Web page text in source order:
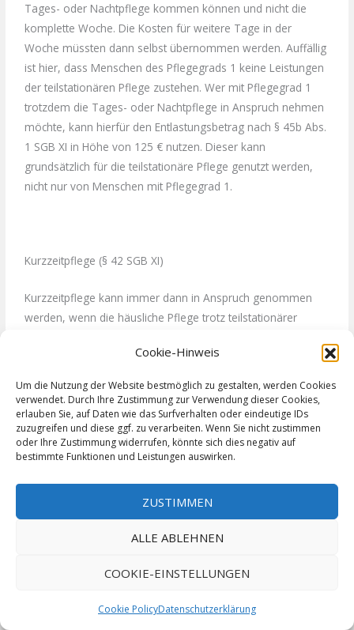
Cookie-Hinweis
Um die Nutzung der Website bestmöglich zu gestalten, werden Cookies
verwendet. Durch Ihre Zustimmung zur Verwendung dieser Cookies,
erlauben Sie, auf Daten wie das Surfverhalten oder eindeutige IDs
zuzugreifen und diese ggf. zu verarbeiten. Wenn Sie nicht zustimmen
oder Ihre Zustimmung widerrufen, könnte sich dies negativ auf
bestimmte Funktionen und Leistungen auswirken.
ZUSTIMMEN
ALLE ABLEHNEN
COOKIE-EINSTELLUNGEN
Cookie PolicyDatenschutzerklärung
Tages- oder Nachtpflege kommen können und nicht die
komplette Woche. Die Kosten für weitere Tage in der
Woche müssten dann selbst übernommen werden. Auffällig
ist hier, dass Menschen des Pflegegrads 1 keine Leistungen
der teilstationären Pflege zustehen. Wer mit Pflegegrad 1
trotzdem die Tages- oder Nachtpflege in Anspruch nehmen
möchte, kann hierfür den Entlastungsbetrag nach § 45b Abs.
1 SGB XI in Höhe von 125 € nutzen. Dieser kann
grundsätzlich für die teilstationäre Pflege genutzt werden,
nicht nur von Menschen mit Pflegegrad 1.
Kurzzeitpflege (§ 42 SGB XI)
Kurzzeitpflege kann immer dann in Anspruch genommen
werden, wenn die häusliche Pflege trotz teilstationärer
Also zum Beispiel, wenn die Pflegeperson im Urlaub oder
nach einem Krankenhausaufenthalt) stark erhöht hat. Der
Anspruch besteht auch dann noch, wenn bei Aufnahme in
die Kurzzeitpflegeeinrichtung bereits feststeht, dass die
pflegebedürftige Person nach ihrem Aufenthalt vollstationär
Aufnahme in ein Pflegeheim durch die Kurzzeitpflege initiiert
Möglichkeiten, die Pflege zuhause sicherzustellen, dort dann
Kurzzeitpflegeeinrichtungen, wo dies nicht möglich wäre, es
Pflegeheimen Kurzzeitpflegeplätze.